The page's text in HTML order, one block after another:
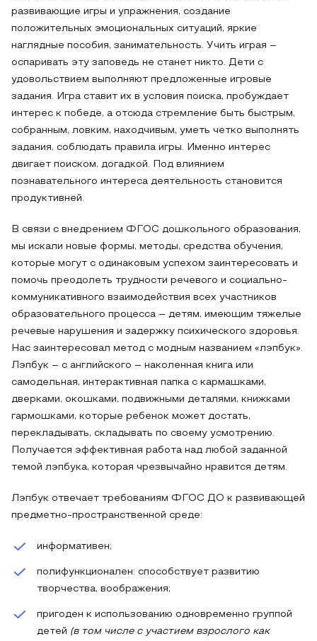
развивающие игры и упражнения, создание
положительных эмоциональных ситуаций, яркие
наглядные пособия, занимательность. Учить играя –
оспаривать эту заповедь не станет никто. Дети с
удовольствием выполняют предложенные игровые
задания. Игра ставит их в условия поиска, пробуждает
интерес к победе, а отсюда стремление быть быстрым,
собранным, ловким, находчивым, уметь четко выполнять
задания, соблюдать правила игры. Именно интерес
двигает поиском, догадкой. Под влиянием
познавательного интереса деятельность становится
продуктивней.
В связи с внедрением ФГОС дошкольного образования,
мы искали новые формы, методы, средства обучения,
которые могут с одинаковым успехом заинтересовать и
помочь преодолеть трудности речевого и социально-
коммуникативного взаимодействия всех участников
образовательного процесса – детям, имеющим тяжелые
речевые нарушения и задержку психического здоровья.
Нас заинтересовал метод с модным названием «лэпбук».
Лэпбук – с английского – наколенная книга или
самодельная, интерактивная папка с кармашками,
дверками, окошками, подвижными деталями, книжками
гармошками, которые ребенок может достать,
перекладывать, складывать по своему усмотрению.
Получается эффективная работа над любой заданной
темой лэпбука, которая чрезвычайно нравится детям.
Лэпбук отвечает требованиям ФГОС ДО к развивающей
предметно-пространственной среде:
информативен;
полифункционален: способствует развитию
творчества, воображения;
пригоден к использованию одновременно группой
детей (в том числе с участием взрослого как